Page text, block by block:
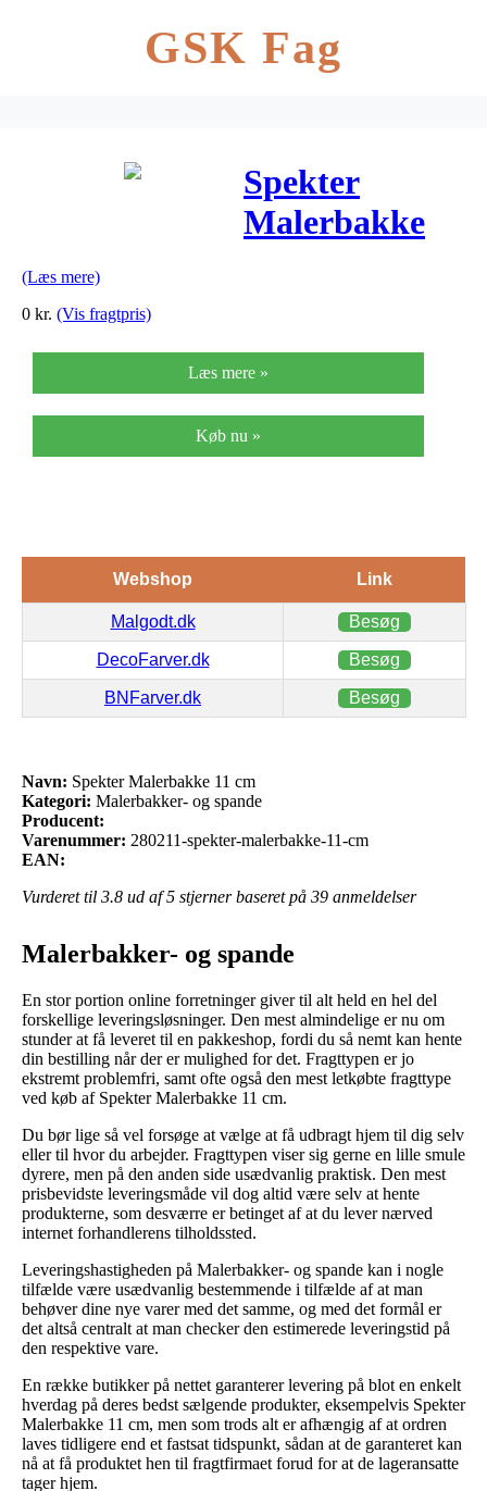
GSK Fag
Spekter
Malerbakke
(Læs mere)
0 kr. (Vis fragtpris)
Læs mere »
Køb nu »
Webshop Link
Malgodt.dk Besøg
DecoFarver.dk Besøg
BNFarver.dk Besøg
Navn: Spekter Malerbakke 11 cm
Kategori: Malerbakker- og spande
Producent:
Varenummer: 280211-spekter-malerbakke-11-cm
EAN:
Vurderet til 3.8 ud af 5 stjerner baseret på 39 anmeldelser
Malerbakker- og spande
En stor portion online forretninger giver til alt held en hel del
forskellige leveringsløsninger. Den mest almindelige er nu om
stunder at få leveret til en pakkeshop, fordi du så nemt kan hente
din bestilling når der er mulighed for det. Fragttypen er jo
ekstremt problemfri, samt ofte også den mest letkøbte fragttype
ved køb af Spekter Malerbakke 11 cm.
Du bør lige så vel forsøge at vælge at få udbragt hjem til dig selv
eller til hvor du arbejder. Fragttypen viser sig gerne en lille smule
dyrere, men på den anden side usædvanlig praktisk. Den mest
prisbevidste leveringsmåde vil dog altid være selv at hente
produkterne, som desværre er betinget af at du lever nærved
internet forhandlerens tilholdssted.
Leveringshastigheden på Malerbakker- og spande kan i nogle
tilfælde være usædvanlig bestemmende i tilfælde af at man
behøver dine nye varer med det samme, og med det formål er
det altså centralt at man checker den estimerede leveringstid på
den respektive vare.
En række butikker på nettet garanterer levering på blot en enkelt
hverdag på deres bedst sælgende produkter, eksempelvis Spekter
Malerbakke 11 cm, men som trods alt er afhængig af at ordren
laves tidligere end et fastsat tidspunkt, sådan at de garanteret kan
nå at få produktet hen til fragtfirmaet forud for at de lageransatte
tager hjem.